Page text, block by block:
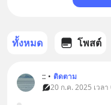
ทั้งหมด โพสต์
:: • ติดตาม
20 ก.ค. 2025 เวล